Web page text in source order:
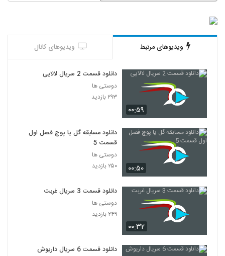
ویدیوهای مرتبط ویدیوهای کانال
۰۰:۵۹
دانلود قسمت 2 سریال لالایی
دوستی ها
۲۹۳ بازدید
۰۰:۵۰
دانلود مسابقه گل یا پوچ فصل اول
قسمت 5
دوستی ها
۲۵۰ بازدید
۰۰:۳۲
دانلود قسمت 3 سریال غربت
دوستی ها
۲۴۹ بازدید
دانلود قسمت 6 سریال داریوش